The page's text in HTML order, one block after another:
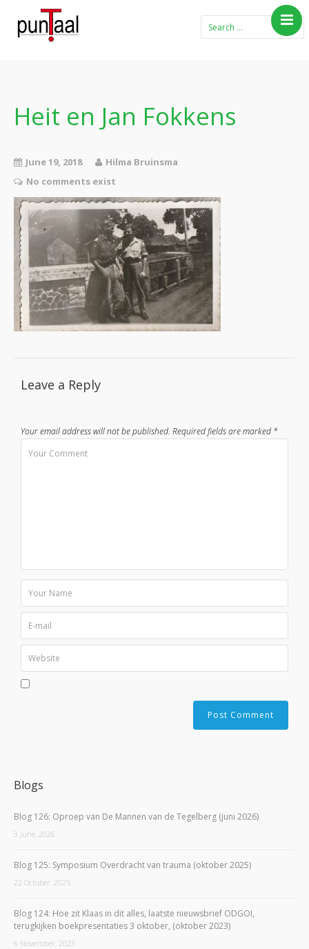
Boeken
Gedichten
Contact
Heit en Jan Fokkens
June 19, 2018
Hilma Bruinsma
No comments exist
Leave a Reply
Your email address will not be published. Required fields are marked *
Blogs
Blog 126: Oproep van De Mannen van de Tegelberg (juni 2026)
3 June, 2026
Blog 125: Symposium Overdracht van trauma (oktober 2025)
22 October, 2025
Blog 124: Hoe zit Klaas in dit alles, laatste nieuwsbrief ODGOI,
terugkijken boekpresentaties 3 oktober, (oktober 2023)
6 November, 2023